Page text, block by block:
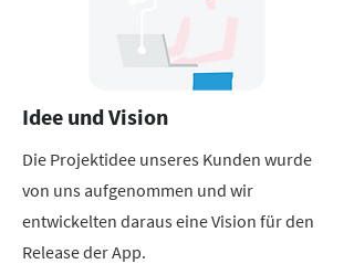
Idee und Vision
Die Projektidee unseres Kunden wurde
von uns aufgenommen und wir
entwickelten daraus eine Vision für den
Release der App.